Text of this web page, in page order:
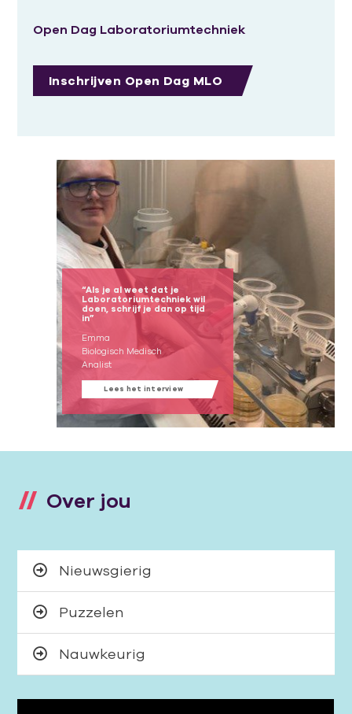
Open Dag Laboratoriumtechniek
Inschrijven Open Dag MLO
“Als je al weet dat je
Laboratoriumtechniek wil
doen, schrijf je dan op tijd
in”
Emma
Biologisch Medisch
Analist
Lees het interview
Over jou
Nieuwsgierig
Puzzelen
Nauwkeurig